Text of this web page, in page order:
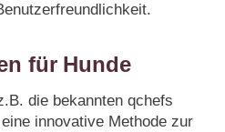
für Hunde
die bekannten qchefs
innovative Methode zur